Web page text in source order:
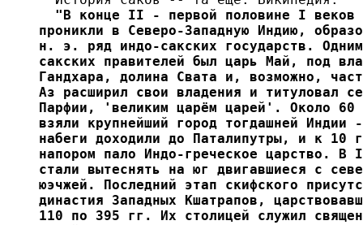
"В конце II - первой половине I веков
проникли в Северо-Западную Индию,
н. э. ряд индо-сакских государств.
сакских правителей был царь Май, под
Гандхара, долина Свата и, возможно,
Аз расширил свои владения и титуловал
Парфии, 'великим царём царей'. Около
взяли крупнейший город тогдашней
набеги доходили до Паталипутры, и к
напором пало Индо-греческое царство.
стали вытеснять на юг двигавшиеся с
юэчжей. Последний этап скифского
династия Западных Кшатрапов,
110 по 395 гг. Их столицей служил